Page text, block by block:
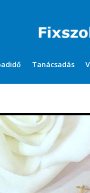
Tanácsadás